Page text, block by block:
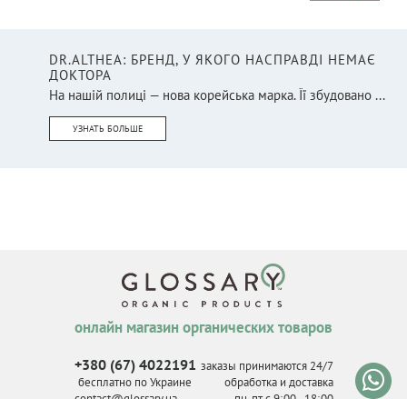
DR.ALTHEA: БРЕНД, У ЯКОГО НАСПРАВДІ НЕМАЄ
ДОКТОРА
На нашій полиці — нова корейська марка. Її збудовано ...
УЗНАТЬ БОЛЬШЕ
онлайн магазин органических товаров
+380 (67) 4022191
бесплатно по Украине
заказы принимаются 24/7
обработка и доставка